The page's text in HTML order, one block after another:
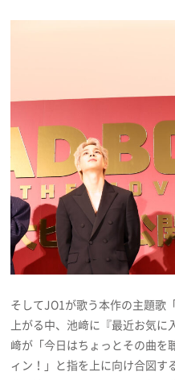
そしてJO1が歌う本作の主題歌
上がる中、池﨑に『最近お気
﨑が「今日はちょっとその曲を
ィン！」と指を上に向け合図す